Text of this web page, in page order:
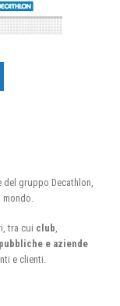
gruppo Decathlon,
mondo.
tra cui club
e aziende
e clienti.